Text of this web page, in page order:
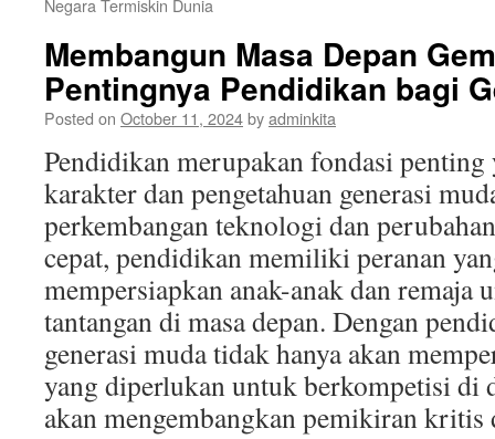
Negara Termiskin Dunia
Membangun Masa Depan
Pentingnya Pendidikan bagi
Posted on October 11, 2024byadminkita
Pendidikan merupakan fondasi
karakter dan pengetahuan generasi
perkembangan teknologi dan
cepat, pendidikan memiliki peranan
mempersiapkan anak-anak dan remaja
tantangan di masa depan. Dengan
generasi muda tidak hanya akan
yang diperlukan untuk berkompetisi di
akan mengembangkan pemikiran kritis